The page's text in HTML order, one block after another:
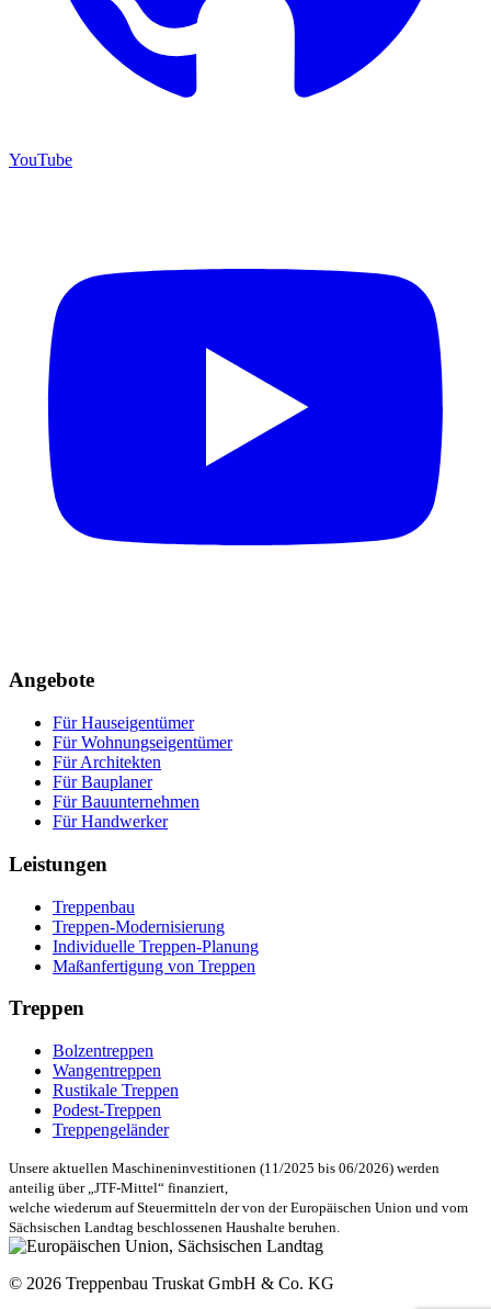
YouTube
Angebote
Für Hauseigentümer
Für Wohnungseigentümer
Für Architekten
Für Bauplaner
Für Bauunternehmen
Für Handwerker
Leistungen
Treppenbau
Treppen-Modernisierung
Individuelle Treppen-Planung
Maßanfertigung von Treppen
Treppen
Bolzentreppen
Wangentreppen
Rustikale Treppen
Podest-Treppen
Treppengeländer
Unsere aktuellen Maschineninvestitionen (11/2025 bis 06/2026) werden
anteilig über „JTF-Mittel“ finanziert,
welche wiederum auf Steuermitteln der von der Europäischen Union und vom
Sächsischen Landtag beschlossenen Haushalte beruhen.
© 2026 Treppenbau Truskat GmbH & Co. KG